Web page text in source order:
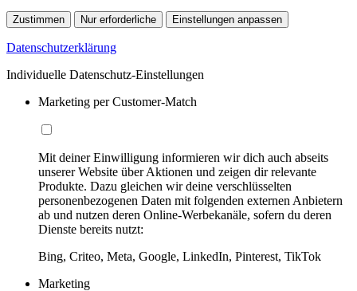
Zustimmen Nur erforderliche Einstellungen anpassen
Datenschutzerklärung
Individuelle Datenschutz-Einstellungen
Marketing per Customer-Match
Mit deiner Einwilligung informieren wir dich auch abseits
unserer Website über Aktionen und zeigen dir relevante
Produkte. Dazu gleichen wir deine verschlüsselten
personenbezogenen Daten mit folgenden externen Anbietern
ab und nutzen deren Online-Werbekanäle, sofern du deren
Dienste bereits nutzt:
Bing, Criteo, Meta, Google, LinkedIn, Pinterest, TikTok
Marketing